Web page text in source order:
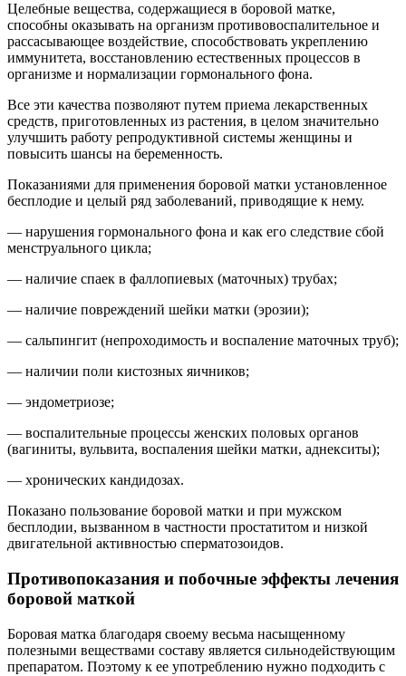
Целебные вещества, содержащиеся в боровой матке,
способны оказывать на организм противовоспалительное и
рассасывающее воздействие, способствовать укреплению
иммунитета, восстановлению естественных процессов в
организме и нормализации гормонального фона.
Все эти качества позволяют путем приема лекарственных
средств, приготовленных из растения, в целом значительно
улучшить работу репродуктивной системы женщины и
повысить шансы на беременность.
Показаниями для применения боровой матки установленное
бесплодие и целый ряд заболеваний, приводящие к нему.
— нарушения гормонального фона и как его следствие сбой
менструального цикла;
— наличие спаек в фаллопиевых (маточных) трубах;
— наличие повреждений шейки матки (эрозии);
— сальпингит (непроходимость и воспаление маточных труб);
— наличии поли кистозных яичников;
— эндометриозе;
— воспалительные процессы женских половых органов
(вагиниты, вульвита, воспаления шейки матки, аднекситы);
— хронических кандидозах.
Показано пользование боровой матки и при мужском
бесплодии, вызванном в частности простатитом и низкой
двигательной активностью сперматозоидов.
Противопоказания и побочные эффекты лечения
боровой маткой
Боровая матка благодаря своему весьма насыщенному
полезными веществами составу является сильнодействующим
препаратом. Поэтому к ее употреблению нужно подходить с